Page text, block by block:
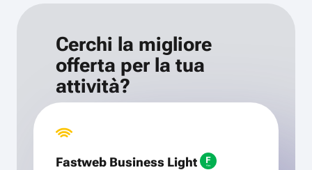
Cerchi la migliore
offerta per la tua
attività?
Fastweb Business Light